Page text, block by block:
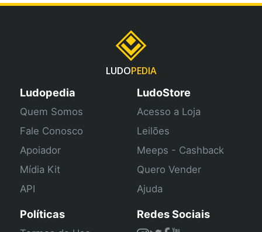
LUDOPEDIA
Ludopedia
Quem Somos
Fale Conosco
Apoiador
Mídia Kit
API
LudoStore
Acesso a Loja
Leilões
Meeps - Cashback
Quero Vender
Ajuda
Políticas Redes Sociais